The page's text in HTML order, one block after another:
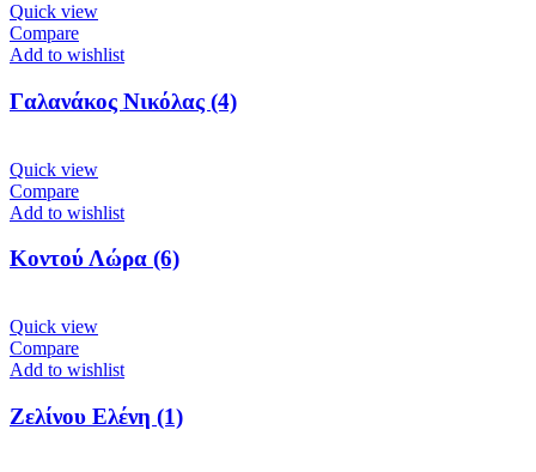
Quick view
Compare
Add to wishlist
Γαλανάκος Νικόλας (4)
Quick view
Compare
Add to wishlist
Κοντού Λώρα (6)
Quick view
Compare
Add to wishlist
Ζελίνου Ελένη (1)